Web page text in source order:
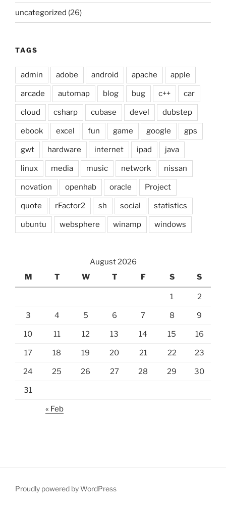
uncategorized (26)
TAGS
admin adobe android apache apple
arcade automap blog bug c++ car
cloud csharp cubase devel dubstep
ebook excel fun game google gps
gwt hardware internet ipad java
linux media music network nissan
novation openhab oracle Project
quote rFactor2 sh social statistics
ubuntu websphere winamp windows
August 2026
M
T W T F S S
1 2
3 4 5 6 7 8 9
10 11 12 13 14 15 16
17 18 19 20 21 22 23
24 25 26 27 28 29 30
31
« Feb
Proudly powered by WordPress